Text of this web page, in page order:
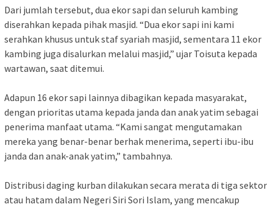
Dari jumlah tersebut, dua ekor sapi dan seluruh kambing
diserahkan kepada pihak masjid. “Dua ekor sapi ini kami
serahkan khusus untuk staf syariah masjid, sementara 11 ekor
kambing juga disalurkan melalui masjid,” ujar Toisuta kepada
wartawan, saat ditemui.
Adapun 16 ekor sapi lainnya dibagikan kepada masyarakat,
dengan prioritas utama kepada janda dan anak yatim sebagai
penerima manfaat utama. “Kami sangat mengutamakan
mereka yang benar-benar berhak menerima, seperti ibu-ibu
janda dan anak-anak yatim,” tambahnya.
Distribusi daging kurban dilakukan secara merata di tiga sektor
atau hatam dalam Negeri Siri Sori Islam, yang mencakup